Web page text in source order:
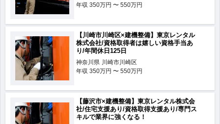
年収 350万円 〜 550万円
【川崎市川崎区×建機整備】東京レンタル
株式会社/資格取得者は嬉しい資格手当あ
り/年間休日125日
神奈川県 川崎市川崎区
年収 350万円 〜 550万円
【藤沢市×建機整備】東京レンタル株式会
社/住宅支援あり/資格取得支援あり/専門ス
キルで業界に強くなる！